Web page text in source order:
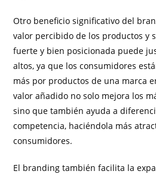
Otro beneficio significativo del
valor percibido de los productos y
fuerte y bien posicionada puede
altos, ya que los consumidores
más por productos de una marca
valor añadido no solo mejora los
sino que también ayuda a
competencia, haciéndola más
consumidores.
El branding también facilita la